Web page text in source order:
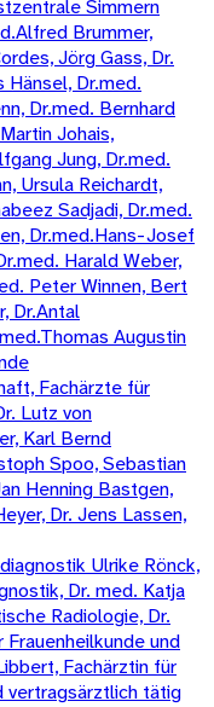
Simmern
Brummer,
Jörg Gass, Dr.
Hänsel, Dr.med.
Dr.med. Bernhard
Johais,
Jung, Dr.med.
Ursula Reichardt,
Sadjadi, Dr.med.
Dr.med.Hans-Josef
Harald Weber,
Peter Winnen, Bert
Dr.Antal
Augustin
Fachärzte für
Lutz von
Karl Bernd
Spoo, Sebastian
Henning Bastgen,
Dr. Jens Lassen,
Ulrike Rönck,
Dr. med. Katja
Radiologie, Dr.
Frauenheilkunde und
Fachärztin für
vertragsärztlich tätig